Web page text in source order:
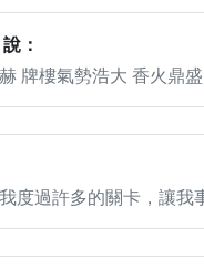
說：
牌樓氣勢浩大 香火鼎盛
度過許多的關卡，讓我